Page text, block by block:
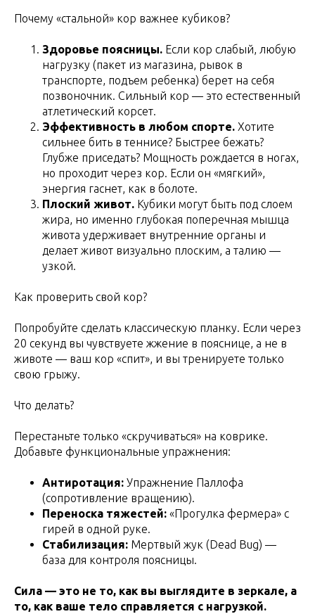
Почему «стальной» кор важнее кубиков?
Здоровье поясницы. Если кор слабый, любую
нагрузку (пакет из магазина, рывок в
транспорте, подъем ребенка) берет на себя
позвоночник. Сильный кор — это естественный
атлетический корсет.
Эффективность в любом спорте. Хотите
сильнее бить в теннисе? Быстрее бежать?
Глубже приседать? Мощность рождается в ногах,
но проходит через кор. Если он «мягкий»,
энергия гаснет, как в болоте.
Плоский живот. Кубики могут быть под слоем
жира, но именно глубокая поперечная мышца
живота удерживает внутренние органы и
делает живот визуально плоским, а талию —
узкой.
Как проверить свой кор?
Попробуйте сделать классическую планку. Если через
20 секунд вы чувствуете жжение в пояснице, а не в
животе — ваш кор «спит», и вы тренируете только
свою грыжу.
Что делать?
Перестаньте только «скручиваться» на коврике.
Добавьте функциональные упражнения:
Антиротация: Упражнение Паллофа
(сопротивление вращению).
Переноска тяжестей: «Прогулка фермера» с
гирей в одной руке.
Стабилизация: Мертвый жук (Dead Bug) —
база для контроля поясницы.
Сила — это не то, как вы выглядите в зеркале, а
то, как ваше тело справляется с нагрузкой.